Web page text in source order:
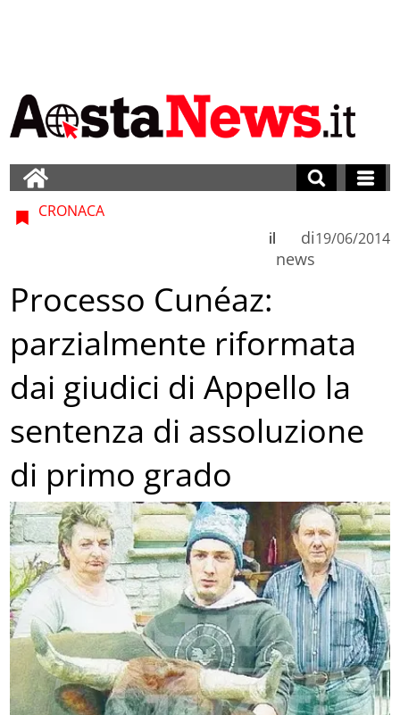
CRONACA
di
news
il 19/06/2014
Processo Cunéaz:
parzialmente riformata
dai giudici di Appello la
sentenza di assoluzione
di primo grado